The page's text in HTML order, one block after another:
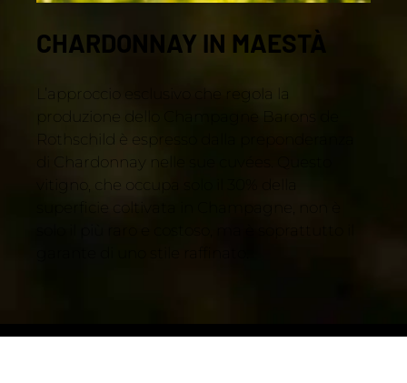
CHARDONNAY IN MAESTÀ
L’approccio esclusivo che regola la
produzione dello Champagne Barons de
Rothschild è espresso dalla preponderanza
di Chardonnay nelle sue cuvées. Questo
vitigno, che occupa solo il 30% della
superficie coltivata in Champagne, non è